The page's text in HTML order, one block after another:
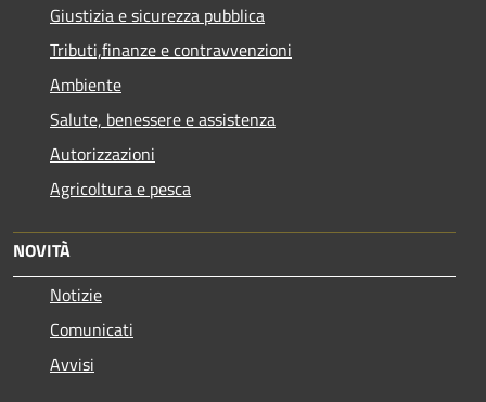
Giustizia e sicurezza pubblica
Tributi,finanze e contravvenzioni
Ambiente
Salute, benessere e assistenza
Autorizzazioni
Agricoltura e pesca
NOVITÀ
Notizie
Comunicati
Avvisi